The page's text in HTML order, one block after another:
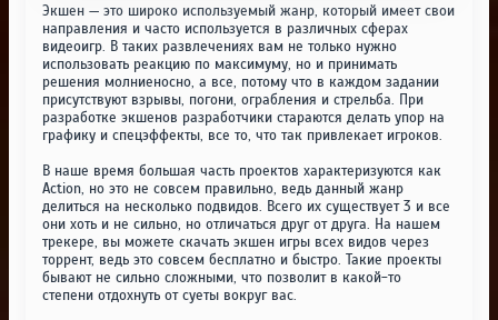
Экшен — это широко используемый жанр, который имеет свои
направления и часто используется в различных сферах
видеоигр. В таких развлечениях вам не только нужно
использовать реакцию по максимуму, но и принимать
решения молниеносно, а все, потому что в каждом задании
присутствуют взрывы, погони, ограбления и стрельба. При
разработке экшенов разработчики стараются делать упор на
графику и спецэффекты, все то, что так привлекает игроков.
В наше время большая часть проектов характеризуются как
Action, но это не совсем правильно, ведь данный жанр
делиться на несколько подвидов. Всего их существует 3 и все
они хоть и не сильно, но отличаться друг от друга. На нашем
трекере, вы можете скачать экшен игры всех видов через
торрент, ведь это совсем бесплатно и быстро. Такие проекты
бывают не сильно сложными, что позволит в какой-то
степени отдохнуть от суеты вокруг вас.